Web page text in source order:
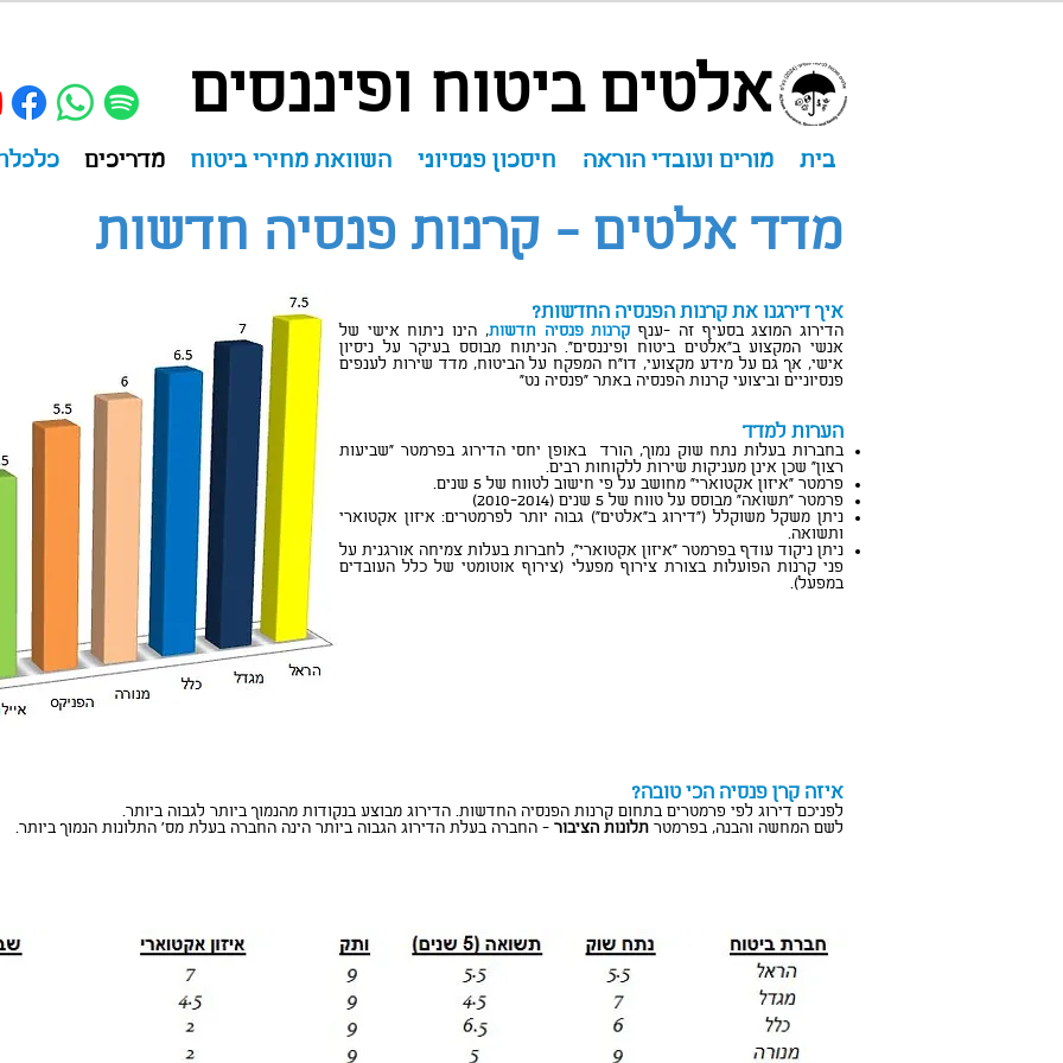
אלטים ביטוח ופיננסים
בית מורים ועובדי הוראה חיסכון פנסיוני השוואת מחירי ביטוח מדריכים
מדד אלטים - קרנות פנסיה חדשות
איך דירגנו את קרנות הפנסיה החדשות?
הדירוג המוצג בסעיף זה -ענף קרנות פנסיה חדשות, הינו ניתוח אישי של
אנשי המקצוע ב"אלטים ביטוח ופיננסים". הניתוח מבוסס בעיקר על ניסיון
אישי, אך גם על מידע מקצועי, דו"ח המפקח על הביטוח, מדד שירות לענפים
פנסיוניים וביצועי קרנות הפנסיה באתר "פנסיה נט"
הערות למדד
בחברות בעלות נתח שוק נמוך, הורד באופן יחסי הדירוג בפרמטר "שביעות
רצון" שכן אינן מעניקות שירות ללקוחות רבים.
פרמטר "איזון אקטוארי" מחושב על פי חישוב לטווח של 5 שנים.
פרמטר "תשואה" מבוסס על טווח של 5 שנים (2010-2014)
ניתן משקל משוקלל ("דירוג ב"אלטים") גבוה יותר לפרמטרים: איזון אקטוארי
ותשואה.
ניתן ניקוד עודף בפרמטר "איזון אקטוארי", לחברות בעלות צמיחה אורגנית על
פני קרנות הפועלות בצורת צירוף מפעלי (צירוף אוטומטי של כלל העובדים
במפעל).
איזה קרן פנסיה הכי טובה?
לפניכם דירוג לפי פרמטרים בתחום קרנות הפנסיה החדשות. הדירוג מבוצע בנקודות מהנמוך ביותר לגבוה ביותר.
לשם המחשה והבנה, בפרמטר תלונות הציבור - החברה בעלת הדירוג הגבוה ביותר הינה החברה בעלת מס' התלונות הנמוך ביותר.